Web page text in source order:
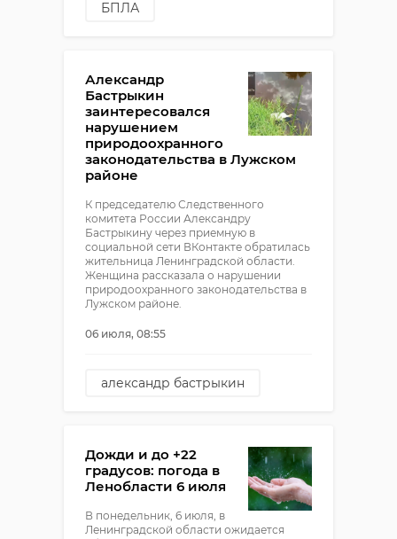
БПЛА
Александр
Бастрыкин
заинтересовался
нарушением
природоохранного
законодательства в Лужском
районе
К председателю Следственного
комитета России Александру
Бастрыкину через приемную в
социальной сети ВКонтакте обратилась
жительница Ленинградской области.
Женщина рассказала о нарушении
природоохранного законодательства в
Лужском районе.
06 июля, 08:55
александр бастрыкин
природоохранного
законодательства
Дожди и до +22
градусов: погода в
Ленобласти 6 июля
В понедельник, 6 июля, в
Ленинградской области ожидается